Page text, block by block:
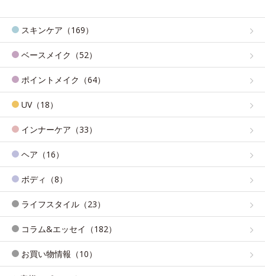
スキンケア（169）
ベースメイク（52）
ポイントメイク（64）
UV（18）
インナーケア（33）
ヘア（16）
ボディ（8）
ライフスタイル（23）
コラム&エッセイ（182）
お買い物情報（10）